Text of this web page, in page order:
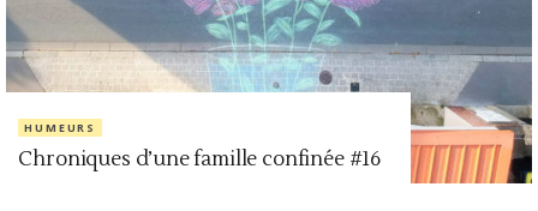
HUMEURS
Chroniques d’une famille confinée #16